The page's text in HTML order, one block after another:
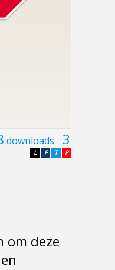
downloads 3
P
T
F
L
om deze